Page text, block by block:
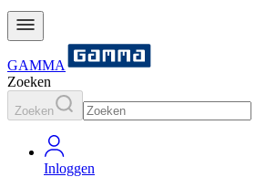
GAMMA
Zoeken
Zoeken
Inloggen